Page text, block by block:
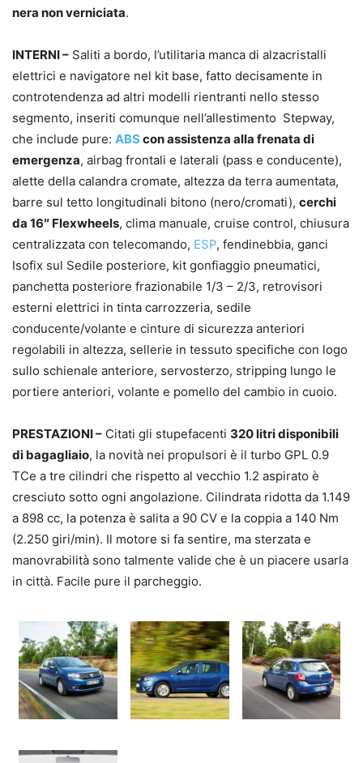
nera non verniciata.
INTERNI – Saliti a bordo, l’utilitaria manca di alzacristalli
elettrici e navigatore nel kit base, fatto decisamente in
controtendenza ad altri modelli rientranti nello stesso
segmento, inseriti comunque nell’allestimento Stepway,
che include pure: ABS con assistenza alla frenata di
emergenza, airbag frontali e laterali (pass e conducente),
alette della calandra cromate, altezza da terra aumentata,
barre sul tetto longitudinali bitono (nero/cromati), cerchi
da 16″ Flexwheels, clima manuale, cruise control, chiusura
centralizzata con telecomando, ESP, fendinebbia, ganci
Isofix sul Sedile posteriore, kit gonfiaggio pneumatici,
panchetta posteriore frazionabile 1/3 – 2/3, retrovisori
esterni elettrici in tinta carrozzeria, sedile
conducente/volante e cinture di sicurezza anteriori
regolabili in altezza, sellerie in tessuto specifiche con logo
sullo schienale anteriore, servosterzo, stripping lungo le
portiere anteriori, volante e pomello del cambio in cuoio.
PRESTAZIONI – Citati gli stupefacenti 320 litri disponibili
di bagagliaio, la novità nei propulsori è il turbo GPL 0.9
TCe a tre cilindri che rispetto al vecchio 1.2 aspirato è
cresciuto sotto ogni angolazione. Cilindrata ridotta da 1.149
a 898 cc, la potenza è salita a 90 CV e la coppia a 140 Nm
(2.250 giri/min). Il motore si fa sentire, ma sterzata e
manovrabilità sono talmente valide che è un piacere usarla
in città. Facile pure il parcheggio.